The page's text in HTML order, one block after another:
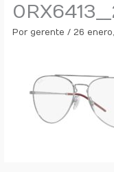
Por gerente/26